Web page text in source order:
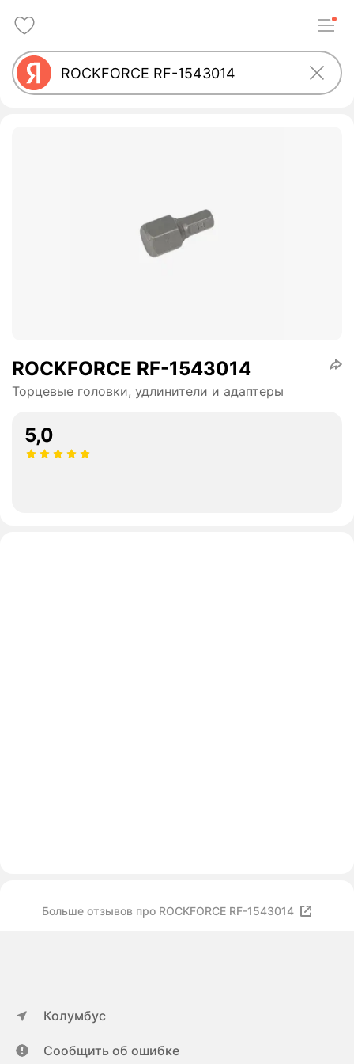
ROCKFORCE RF-1543014
Торцевые головки, удлинители и адаптеры
5,0
Больше отзывов про ROCKFORCE RF-1543014
Колумбус
Сообщить об ошибке